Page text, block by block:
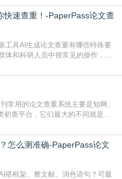
量公开学术文献、网络内容，生成
易和已发布的作品撞重复，甚至会
快速查重！-PaperPass论文查
工具AI生成论文查重有哪些特殊要
和科研人员中很常见的操作，不
风险——训练AI的数据集本身就包
出内容时很容易无意识拼接出重
查平台，它们最大的不同就是数
绝对主流。本科用PMLC，含大学
TMLC，含学术论文联合比对
怎么测准确-PaperPass论文
搭框架、整文献、润色语句？可最